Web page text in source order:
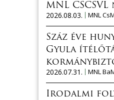
MNL
2026.08.03.
MNL
Száz éve
Gyula
2026.07.31.
MNL
Irodalmi